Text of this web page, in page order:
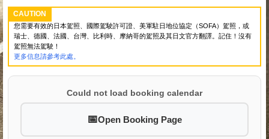
CAUTION
您需要有效的日本駕照、國際駕駛許可證、美軍駐日地位協定（SOFA）駕照，或
瑞士、德國、法國、台灣、比利時、摩納哥的駕照及其日文官方翻譯。記住！沒有
駕照無法駕駛！
更多信息請參考此處。
Could not load booking calendar
Open Booking Page